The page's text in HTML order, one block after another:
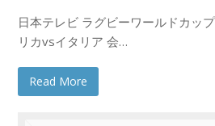
日本テレビ ラグビーワールドカッ
リカvsイタリア 会…
Read More